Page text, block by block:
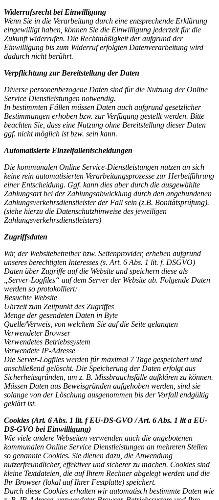
Widerrufsrecht bei Einwilligung
Wenn Sie in die Verarbeitung durch eine entsprechende Erklärung
eingewilligt haben, können Sie die Einwilligung jederzeit für die
Zukunft widerrufen. Die Rechtmäßigkeit der aufgrund der
Einwilligung bis zum Widerruf erfolgten Datenverarbeitung wird
dadurch nicht berührt.
Verpflichtung zur Bereitstellung der Daten
Diverse personenbezogene Daten sind für die Nutzung der Online
Service Dienstleistungen notwendig.
In bestimmten Fällen müssen Daten auch aufgrund gesetzlicher
Bestimmungen erhoben bzw. zur Verfügung gestellt werden. Bitte
beachten Sie, dass eine Nutzung ohne Bereitstellung dieser Daten
ggf. nicht möglich ist bzw. sein kann.
Automatisierte Einzelfallentscheidungen
Die kommunalen Online Service-Dienstleistungen nutzen an sich
keine rein automatisierten Verarbeitungsprozesse zur Herbeiführung
einer Entscheidung. Ggf. kann dies aber durch die ausgewählte
Zahlungsart bei der Zahlungsabwicklung durch den angebundenen
Zahlungsverkehrsdienstleister der Fall sein (z.B. Bonitätsprüfung).
(siehe hierzu die Datenschutzhinweise des jeweiligen
Zahlungsverkehrsdienstleisters)
Zugriffsdaten
Wir, der Websitebetreiber bzw. Seitenprovider, erheben aufgrund
unseres berechtigten Interesses (s. Art. 6 Abs. 1 lit. f. DSGVO)
Daten über Zugriffe auf die Website und speichern diese als
„Server-Logfiles“ auf dem Server der Website ab. Folgende Daten
werden so protokolliert:
Besuchte Website
Uhrzeit zum Zeitpunkt des Zugriffes
Menge der gesendeten Daten in Byte
Quelle/Verweis, von welchem Sie auf die Seite gelangten
Verwendeter Browser
Verwendetes Betriebssystem
Verwendete IP-Adresse
Die Server-Logfiles werden für maximal 7 Tage gespeichert und
anschließend gelöscht. Die Speicherung der Daten erfolgt aus
Sicherheitsgründen, um z. B. Missbrauchsfälle aufklären zu können.
Müssen Daten aus Beweisgründen aufgehoben werden, sind sie
solange von der Löschung ausgenommen bis der Vorfall endgültig
geklärt ist.
Cookies (Art. 6 Abs. 1 lit. f EU-DS-GVO / Art. 6 Abs. 1 lit a EU-
DS-GVO bei Einwilligung)
Wie viele andere Webseiten verwenden auch die angebotenen
kommunalen Online Service Dienstleistungen an mehreren Stellen
so genannte Cookies. Sie dienen dazu, die Anwendung
nutzerfreundlicher, effektiver und sicherer zu machen. Cookies sind
kleine Textdateien, die auf Ihrem Rechner abgelegt werden und die
Ihr Browser (lokal auf Ihrer Festplatte) speichert.
Durch diese Cookies erhalten wir automatisch bestimmte Daten wie